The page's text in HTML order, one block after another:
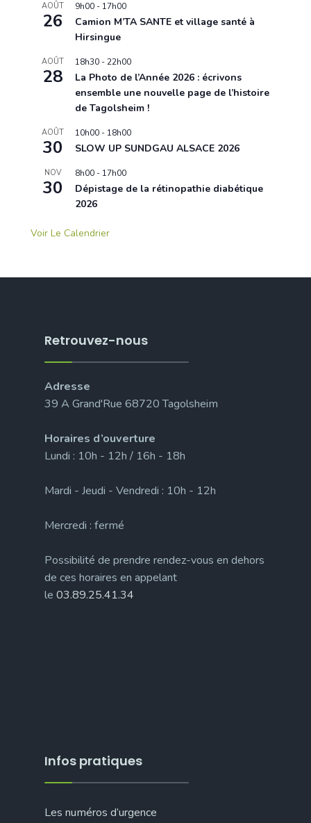
AOÛT
26
9h00 - 17h00
Camion M’TA SANTE et village santé à
Hirsingue
AOÛT
28
18h30 -22h00
La Photo de l’Année 2026 : écrivons
ensemble une nouvelle page de l’histoire
de Tagolsheim !
AOÛT
30
10h00 - 18h00
SLOW UP SUNDGAU ALSACE 2026
NOV
30
8h00 - 17h00
Dépistage de la rétinopathie diabétique
2026
Voir Le Calendrier
Retrouvez-nous
Adresse
39 A Grand'Rue 68720 Tagolsheim
Horaires d’ouverture
Lundi : 10h - 12h / 16h - 18h
Mardi - Jeudi - Vendredi : 10h - 12h
Mercredi : fermé
Possibilité de prendre rendez-vous en dehors
de ces horaires en appelant
le 03.89.25.41.34
Infos pratiques
Les numéros d’urgence